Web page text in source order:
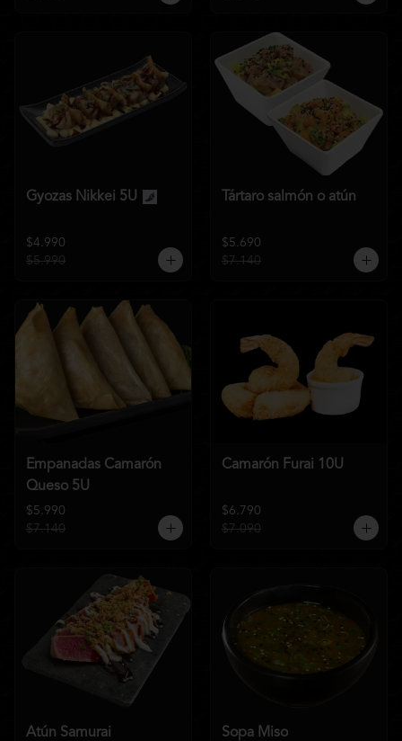
Gyozas Nikkei 5U
$4.990
$5.990
Tártaro salmón o atún
$5.690
$7.140
Empanadas Camarón
Queso 5U
$5.990
$7.140
Camarón Furai 10U
$6.790
$7.090
Atún Samurai Sopa Miso